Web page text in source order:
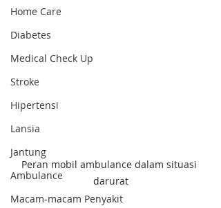
Home Care
Diabetes
Medical Check Up
Stroke
Hipertensi
Lansia
Jantung
Ambulance
Macam-macam Penyakit
Peran mobil ambulance dalam situasi
darurat